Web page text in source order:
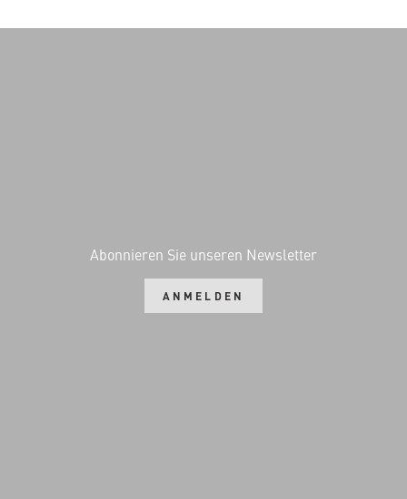
Abonnieren Sie unseren Newsletter
ANMELDEN